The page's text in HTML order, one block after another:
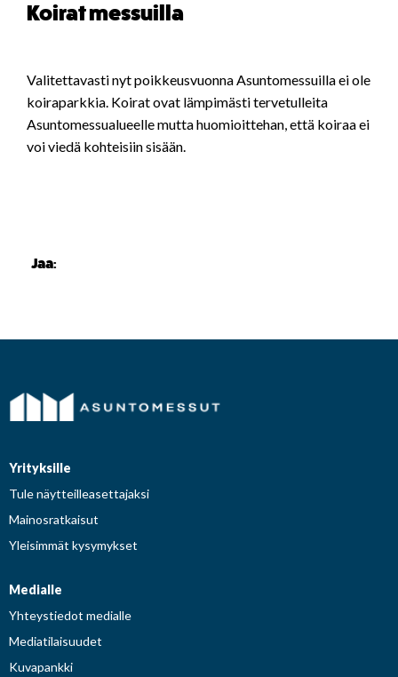
Koirat messuilla
Valitettavasti nyt poikkeusvuonna Asuntomessuilla ei ole
koiraparkkia. Koirat ovat lämpimästi tervetulleita
Asuntomessualueelle mutta huomioittehan, että koiraa ei
voi viedä kohteisiin sisään.
Jaa:
Yrityksille
Tule näytteilleasettajaksi
Mainosratkaisut
Yleisimmät kysymykset
Medialle
Yhteystiedot medialle
Mediatilaisuudet
Kuvapankki